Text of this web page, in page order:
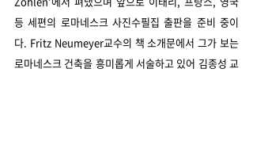
등 세편의 로마네스크 사진수필집 출판을 준비 중이
다. Fritz Neumeyer교수의 책 소개문에서 그가 보는
로마네스크 건축을 흥미롭게 서술하고 있어 김종성 교